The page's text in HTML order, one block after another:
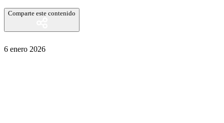
Comparte este contenido
6 enero 2026